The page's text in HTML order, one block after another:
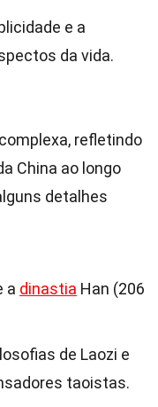
e a
da vida.
refletindo
China ao longo
detalhes
a dinastia Han (206
de Laozi e
taoistas.